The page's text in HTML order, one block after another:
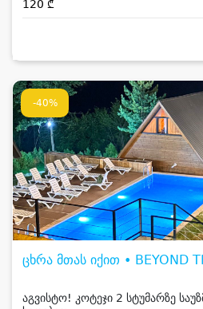
120 ₾
-40%
ცხრა მთას იქით • BEYOND
აგვისტო! კოტეჯი 2 სტუმარზე